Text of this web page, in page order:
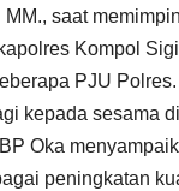
saat
Kompol
PJU
kepada sesama
Oka
peningkatan